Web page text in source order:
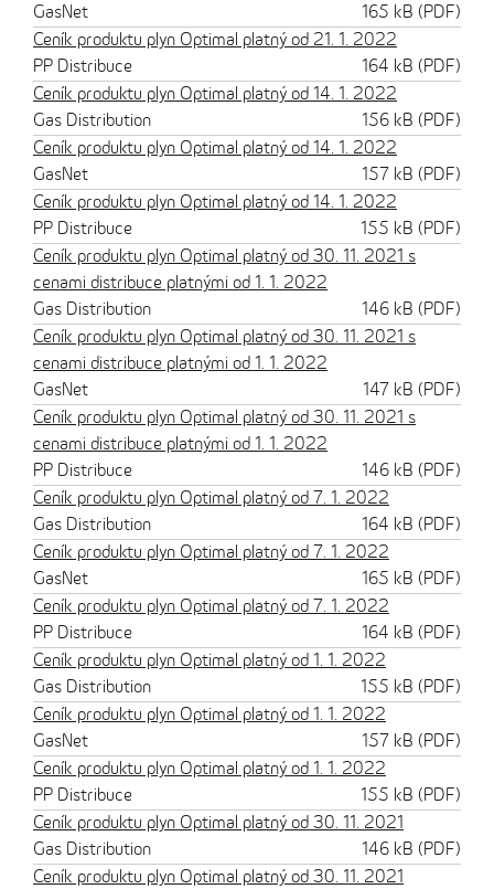
GasNet
165 kB (PDF)
Ceník produktu plyn Optimal platný od 21. 1. 2022
PP Distribuce
164 kB (PDF)
Ceník produktu plyn Optimal platný od 14. 1. 2022
Gas Distribution
156 kB (PDF)
Ceník produktu plyn Optimal platný od 14. 1. 2022
GasNet
157 kB (PDF)
Ceník produktu plyn Optimal platný od 14. 1. 2022
PP Distribuce
155 kB (PDF)
Ceník produktu plyn Optimal platný od 30. 11. 2021 s
cenami distribuce platnými od 1. 1. 2022
Gas Distribution
146 kB (PDF)
Ceník produktu plyn Optimal platný od 30. 11. 2021 s
cenami distribuce platnými od 1. 1. 2022
GasNet
147 kB (PDF)
Ceník produktu plyn Optimal platný od 30. 11. 2021 s
cenami distribuce platnými od 1. 1. 2022
PP Distribuce
146 kB (PDF)
Ceník produktu plyn Optimal platný od 7. 1. 2022
Gas Distribution
164 kB (PDF)
Ceník produktu plyn Optimal platný od 7. 1. 2022
GasNet
165 kB (PDF)
Ceník produktu plyn Optimal platný od 7. 1. 2022
PP Distribuce
164 kB (PDF)
Ceník produktu plyn Optimal platný od 1. 1. 2022
Gas Distribution
155 kB (PDF)
Ceník produktu plyn Optimal platný od 1. 1. 2022
GasNet
157 kB (PDF)
Ceník produktu plyn Optimal platný od 1. 1. 2022
PP Distribuce
155 kB (PDF)
Ceník produktu plyn Optimal platný od 30. 11. 2021
Gas Distribution
146 kB (PDF)
Ceník produktu plyn Optimal platný od 30. 11. 2021